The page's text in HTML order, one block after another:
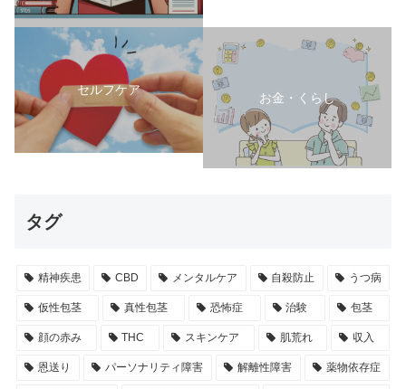
セルフケア
お金・くらし
タグ
精神疾患 CBD メンタルケア 自殺防止 うつ病
仮性包茎 真性包茎 恐怖症 治験 包茎
顔の赤み THC スキンケア 肌荒れ 収入
恩送り パーソナリティ障害 解離性障害 薬物依存症